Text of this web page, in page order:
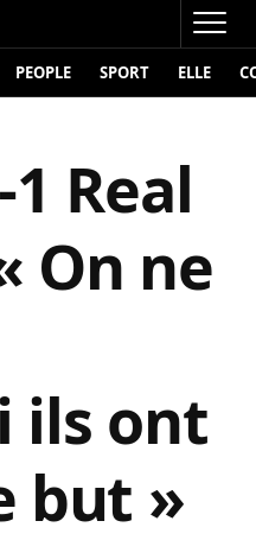
PEOPLE SPORT ELLE
Real
On ne
ils ont
but »